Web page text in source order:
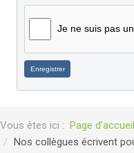
Je ne suis pas
Enregistrer
Vous êtes ici : Page d'accueil
Nos collègues écrivent